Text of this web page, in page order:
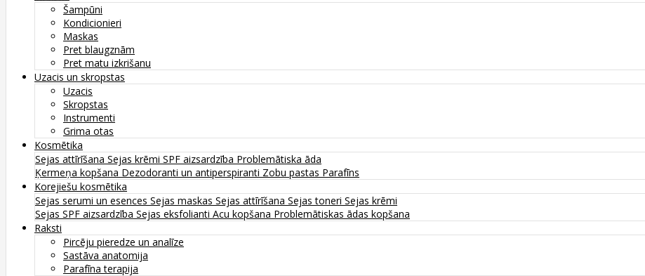
Šampūni
Kondicionieri
Maskas
Pret blaugznām
Pret matu izkrišanu
Uzacis un skropstas
Uzacis
Skropstas
Instrumenti
Grima otas
Kosmētika
Sejas attīrīšana Sejas krēmi SPF aizsardzība Problemātiska āda
Ķermeņa kopšana Dezodoranti un antiperspiranti Zobu pastas Parafīns
Korejiešu kosmētika
Sejas serumi un esences Sejas maskas Sejas attīrīšana Sejas toneri Sejas krēmi
Sejas SPF aizsardzība Sejas eksfolianti Acu kopšana Problemātiskas ādas kopšana
Raksti
Pircēju pieredze un analīze
Sastāva anatomija
Parafīna terapija